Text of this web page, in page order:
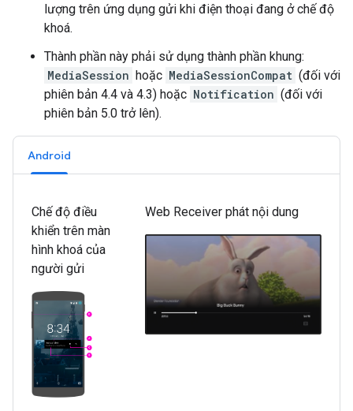
lượng trên ứng dụng gửi khi điện thoại đang ở chế độ
khoá.
Thành phần này phải sử dụng thành phần khung:
MediaSession hoặc MediaSessionCompat (đối với
phiên bản 4.4 và 4.3) hoặc Notification (đối với
phiên bản 5.0 trở lên).
Android
Chế độ điều
khiển trên màn
hình khoá của
người gửi
Web Receiver phát nội dung